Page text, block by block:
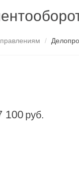
/
100 руб.